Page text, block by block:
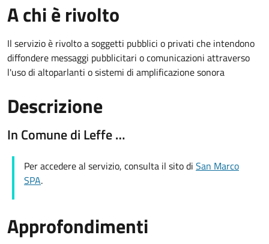
A chi è rivolto
Il servizio è rivolto a soggetti pubblici o privati che intendono
diffondere messaggi pubblicitari o comunicazioni attraverso
l'uso di altoparlanti o sistemi di amplificazione sonora
Descrizione
In Comune di Leffe …
Per accedere al servizio, consulta il sito di San Marco
SPA.
Approfondimenti